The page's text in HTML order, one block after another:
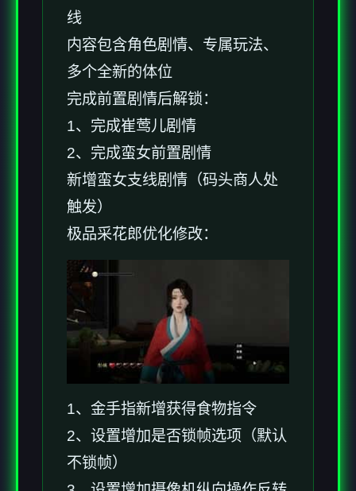
线
内容包含角色剧情、专属玩法、
多个全新的体位
完成前置剧情后解锁：
1、完成崔莺儿剧情
2、完成蛮女前置剧情
新增蛮女支线剧情（码头商人处
触发）
极品采花郎优化修改：
1、金手指新增获得食物指令
2、设置增加是否锁帧选项（默认
不锁帧）